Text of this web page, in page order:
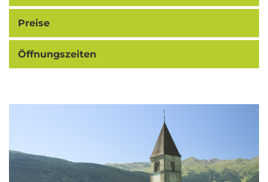
Preise
Öffnungszeiten